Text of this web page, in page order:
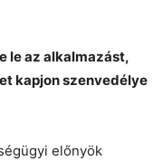
le az alkalmazást,
kapjon szenvedélye
előnyök